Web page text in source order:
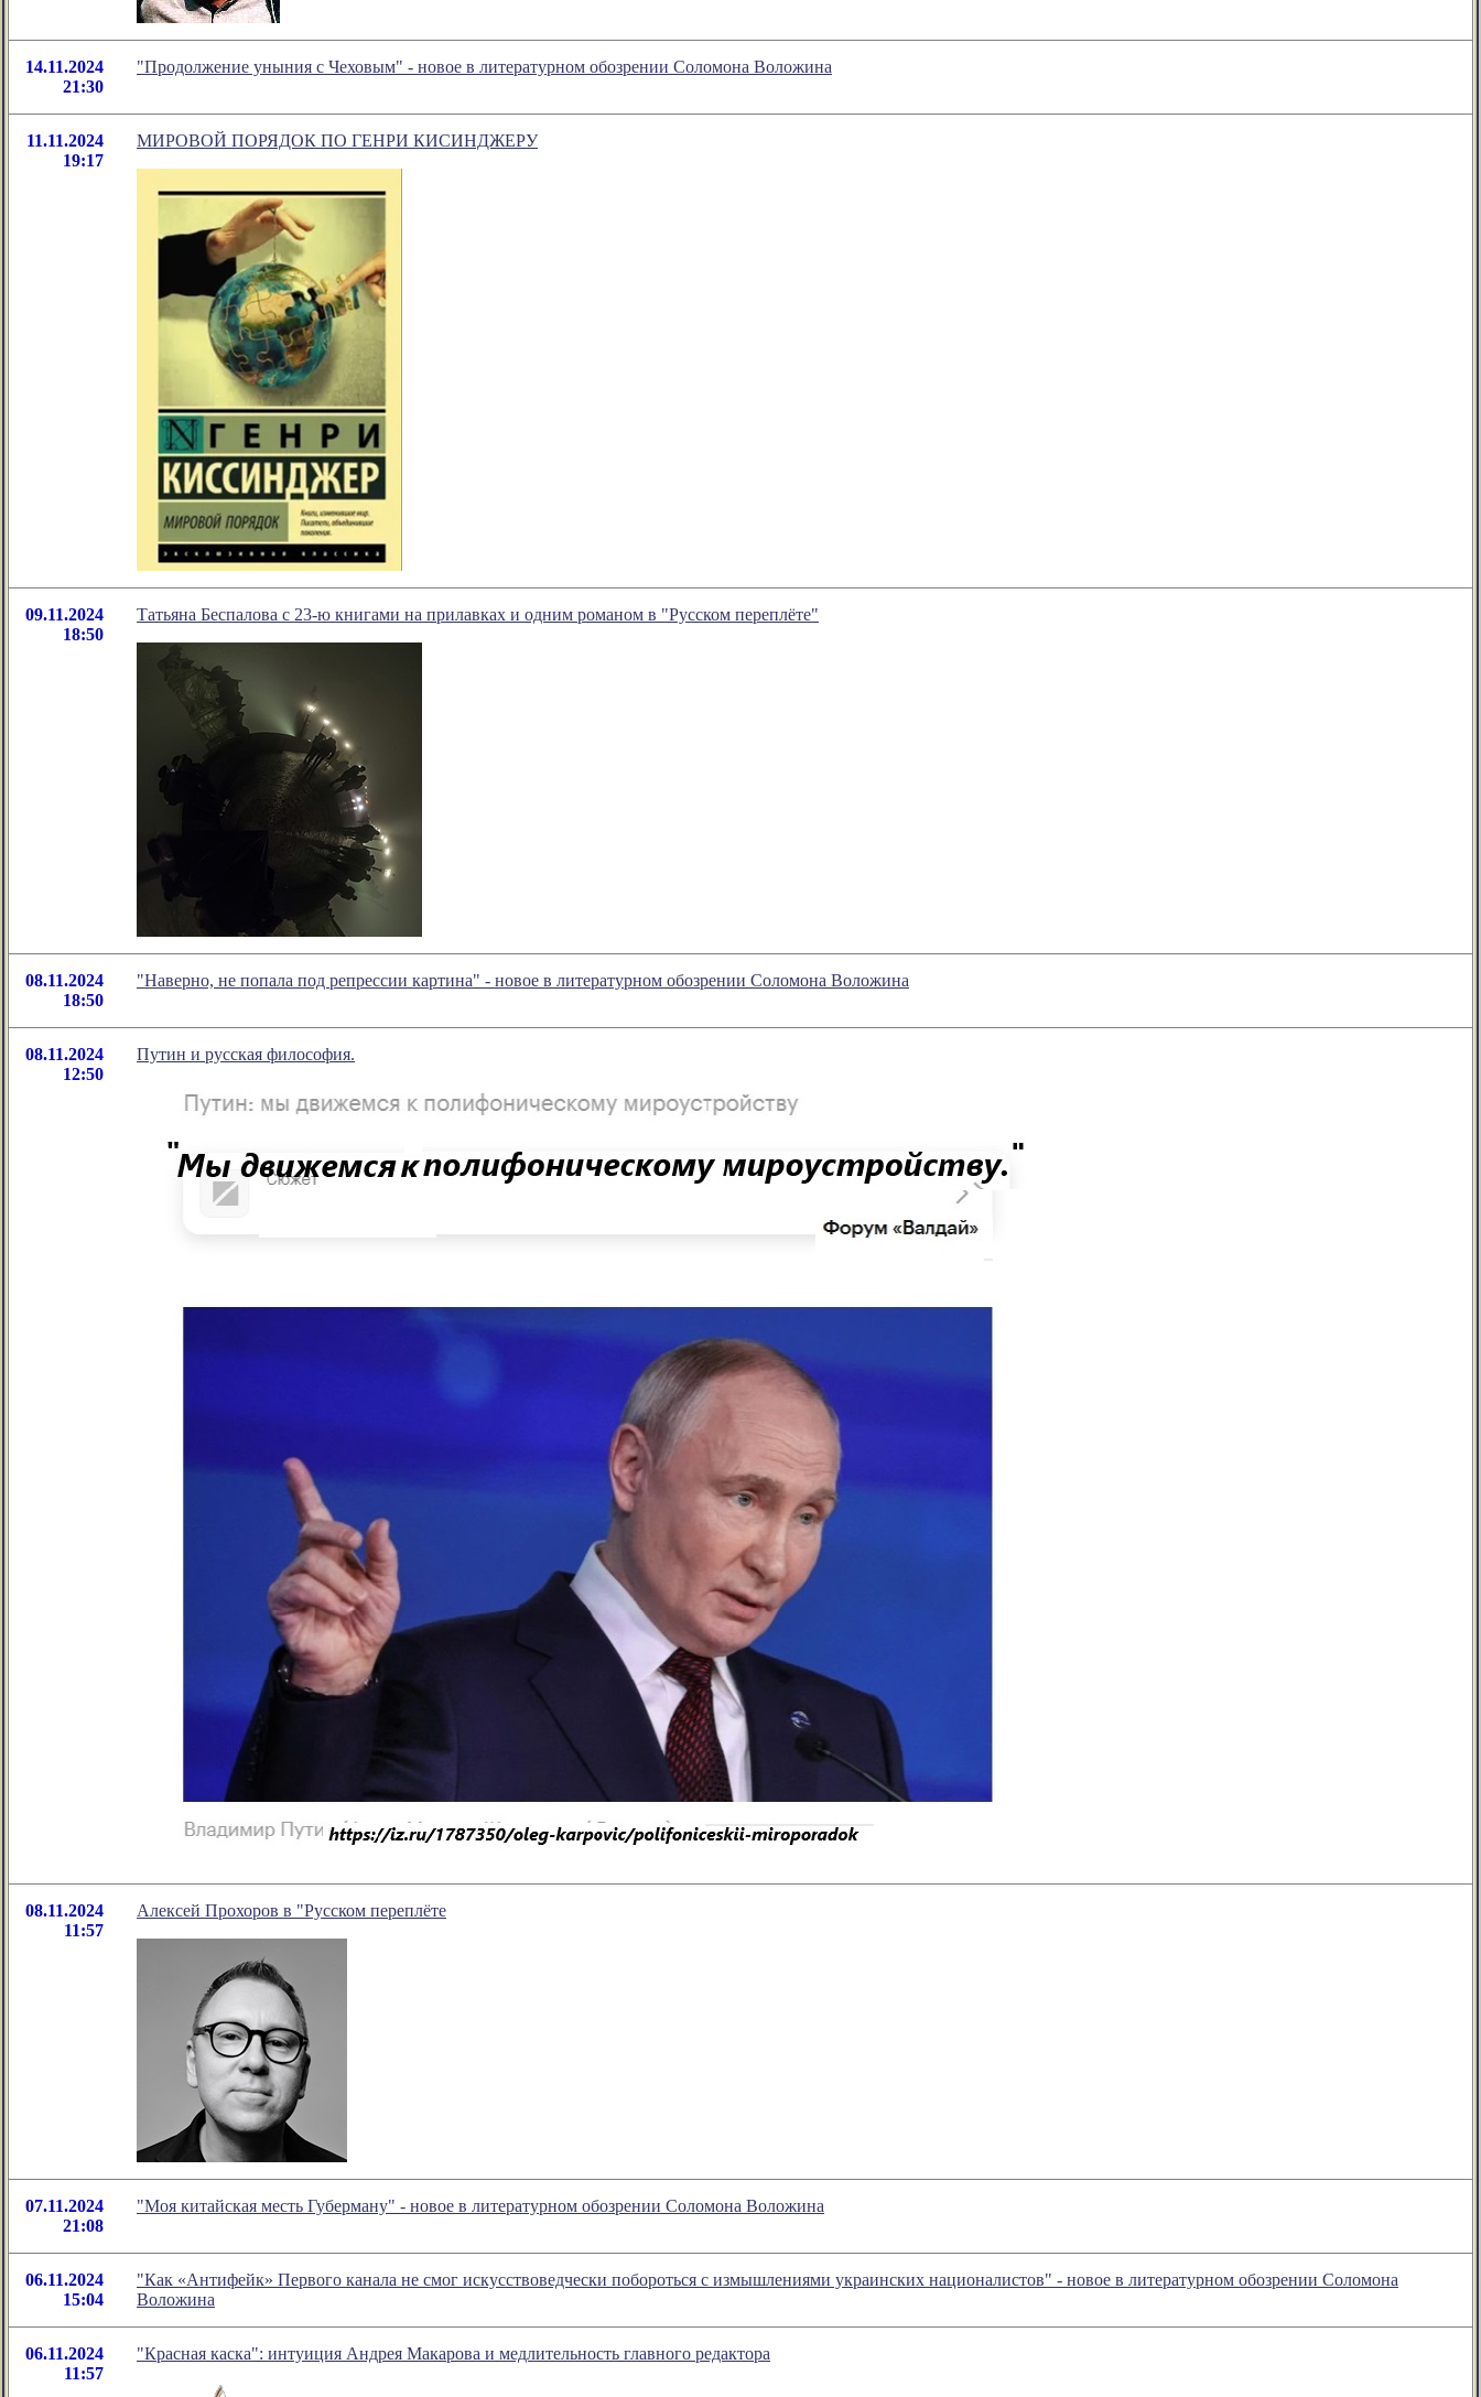
14.11.2024
21:30
"Продолжение уныния с Чеховым" - новое в литературном обозрении Соломона Воложина
11.11.2024
19:17
МИРОВОЙ ПОРЯДОК ПО ГЕНРИ КИСИНДЖЕРУ
09.11.2024
18:50
Татьяна Беспалова с 23-ю книгами на прилавках и одним романом в "Русском переплёте"
08.11.2024
18:50
"Наверно, не попала под репрессии картина" - новое в литературном обозрении Соломона Воложина
08.11.2024
12:50
Путин и русская философия.
08.11.2024
11:57
Алексей Прохоров в "Русском переплёте
07.11.2024
21:08
"Моя китайская месть Губерману" - новое в литературном обозрении Соломона Воложина
06.11.2024
15:04
"Как «Антифейк» Первого канала не смог искусствоведчески побороться с измышлениями украинских националистов" - новое в литературном обозрении Соломона
Воложина
06.11.2024
11:57
"Красная каска": интуиция Андрея Макарова и медлительность главного редактора